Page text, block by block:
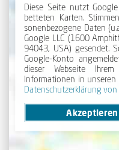
Diese Seite nutzt
betteten Karten.
sonen­be­zogene Daten
Google LLC (1600
94043, USA) gesendet.
Google-Konto
dieser Webseite
Informationen in unseren
Daten­schutz­erklärung von
Akzeptieren